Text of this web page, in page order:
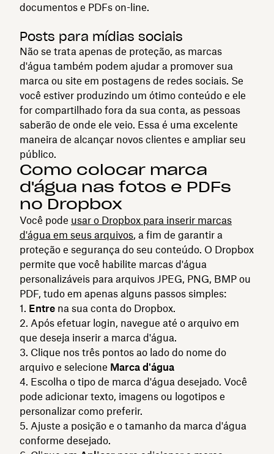
documentos e PDFs on-line.
Posts para mídias sociais
Não se trata apenas de proteção, as marcas
d'água também podem ajudar a promover sua
marca ou site em postagens de redes sociais. Se
você estiver produzindo um ótimo conteúdo e ele
for compartilhado fora da sua conta, as pessoas
saberão de onde ele veio. Essa é uma excelente
maneira de alcançar novos clientes e ampliar seu
público.
Como colocar marca
d'água nas fotos e PDFs
no Dropbox
Você pode usar o Dropbox para inserir marcas
d'água em seus arquivos, a fim de garantir a
proteção e segurança do seu conteúdo. O Dropbox
permite que você habilite marcas d'água
personalizáveis para arquivos JPEG, PNG, BMP ou
PDF, tudo em apenas alguns passos simples:
Entre na sua conta do Dropbox.
Após efetuar login, navegue até o arquivo em
que deseja inserir a marca d'água.
Clique nos três pontos ao lado do nome do
arquivo e selecione Marca d'água
Escolha o tipo de marca d'água desejado. Você
pode adicionar texto, imagens ou logotipos e
personalizar como preferir.
Ajuste a posição e o tamanho da marca d'água
conforme desejado.